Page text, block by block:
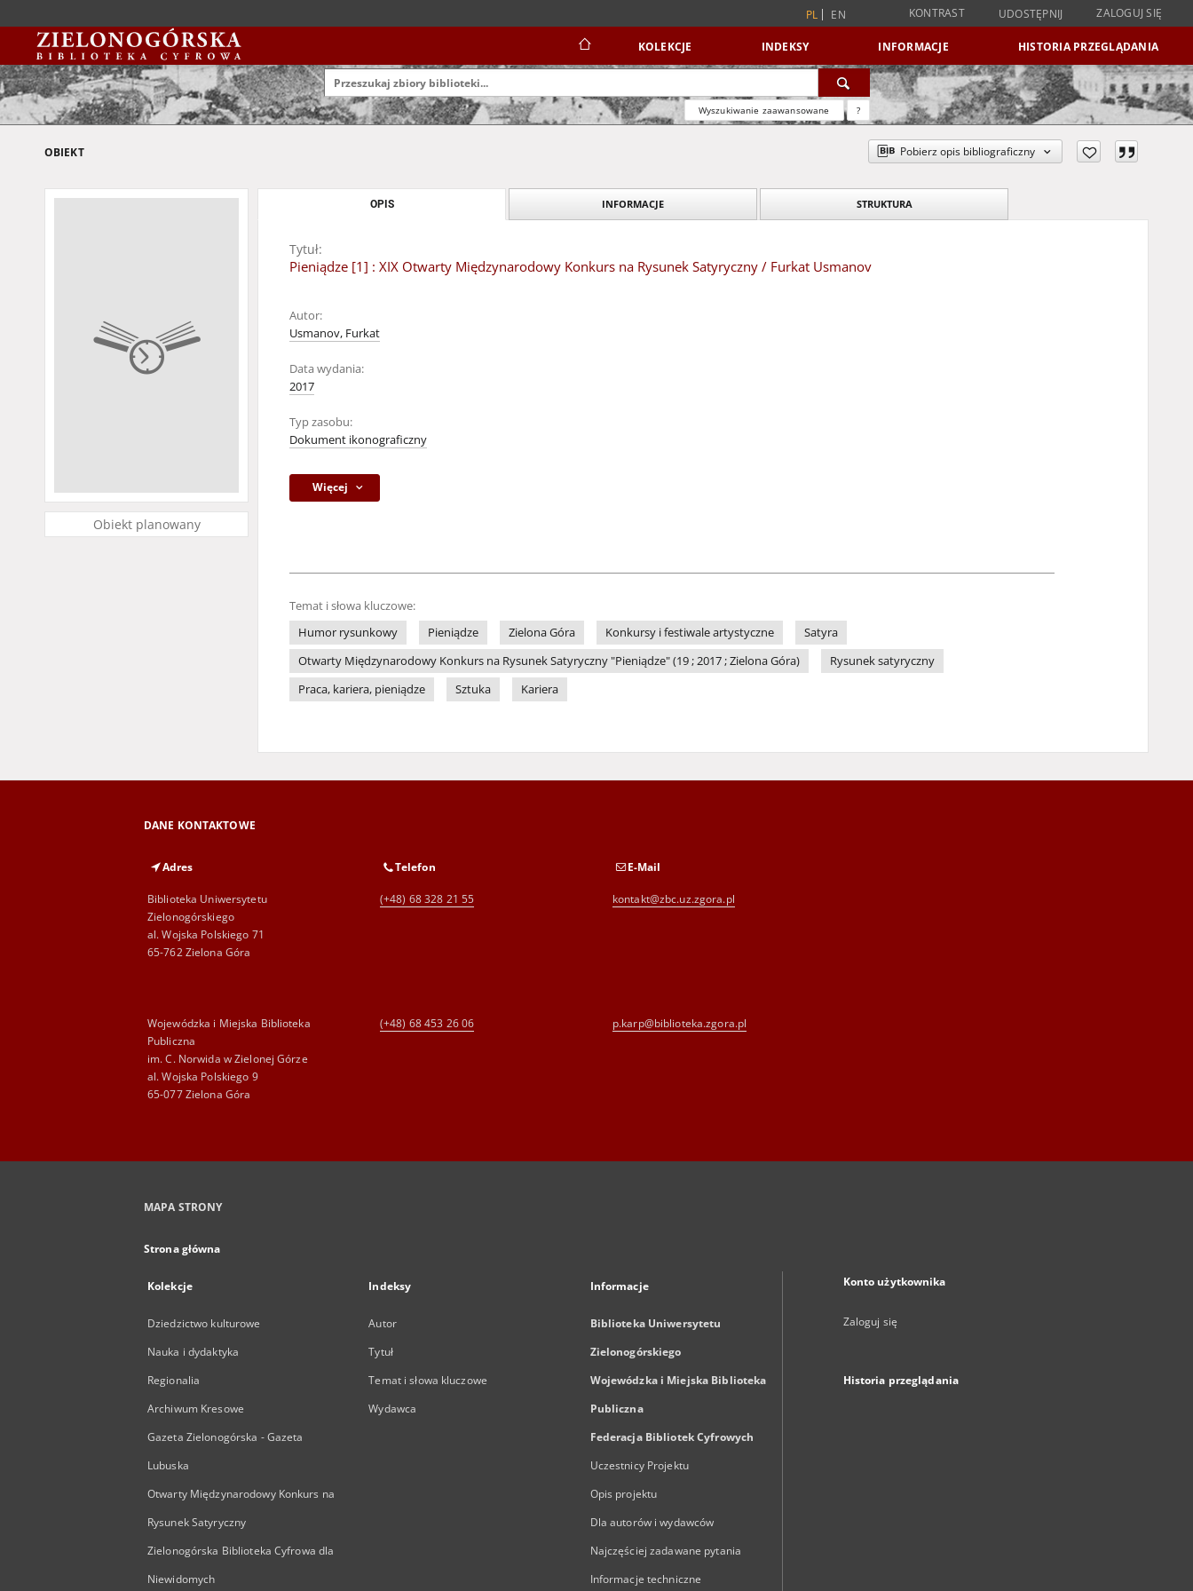
PL EN KONTRAST UDOSTĘPNIJ ZALOGUJ SIĘ
KOLEKCJE INDEKSY INFORMACJE HISTORIA PRZEGLĄDANIA
Wyszukiwanie zaawansowane ?
OBIEKT Pobierz opis bibliograficzny
Obiekt planowany
OPIS INFORMACJE STRUKTURA
Tytuł:
Pieniądze [1] : XIX Otwarty Międzynarodowy Konkurs na Rysunek Satyryczny / Furkat Usmanov
Autor:
Usmanov, Furkat
Data wydania:
2017
Typ zasobu:
Dokument ikonograficzny
Więcej
Temat i słowa kluczowe:
Humor rysunkowy
Pieniądze Zielona Góra Konkursy i festiwale artystyczne
Satyra
Otwarty Międzynarodowy Konkurs na Rysunek Satyryczny "Pieniądze" (19 ; 2017 ; Zielona Góra)
Rysunek satyryczny
Praca, kariera, pieniądze
Sztuka Kariera
DANE KONTAKTOWE
Adres
Biblioteka Uniwersytetu
Zielonogórskiego
al. Wojska Polskiego 71
65-762 Zielona Góra
Telefon
(+48) 68 328 21 55
E-Mail
kontakt@zbc.uz.zgora.pl
Wojewódzka i Miejska Biblioteka
Publiczna
im. C. Norwida w Zielonej Górze
al. Wojska Polskiego 9
65-077 Zielona Góra
(+48) 68 453 26 06 p.karp@biblioteka.zgora.pl
MAPA STRONY
Strona główna
Kolekcje
Dziedzictwo kulturowe
Nauka i dydaktyka
Regionalia
Archiwum Kresowe
Gazeta Zielonogórska - Gazeta
Lubuska
Otwarty Międzynarodowy Konkurs na
Rysunek Satyryczny
Zielonogórska Biblioteka Cyfrowa dla
Niewidomych
Indeksy
Autor
Tytuł
Temat i słowa kluczowe
Wydawca
Informacje
Biblioteka Uniwersytetu
Zielonogórskiego
Wojewódzka i Miejska Biblioteka
Publiczna
Federacja Bibliotek Cyfrowych
Uczestnicy Projektu
Opis projektu
Dla autorów i wydawców
Najczęściej zadawane pytania
Informacje techniczne
Konto użytkownika
Zaloguj się
Historia przeglądania